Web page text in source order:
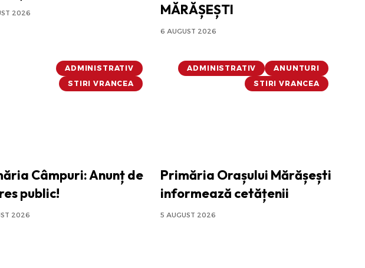
2026
MĂRĂȘEȘTI
6 AUGUST 2026
ADMINISTRATIV
STIRI VRANCEA
Câmpuri: Anunț de
public!
2026
ADMINISTRATIV
ANUNTURI
STIRI VRANCEA
Primăria Orașului Mărășești
informează cetățenii
5 AUGUST 2026